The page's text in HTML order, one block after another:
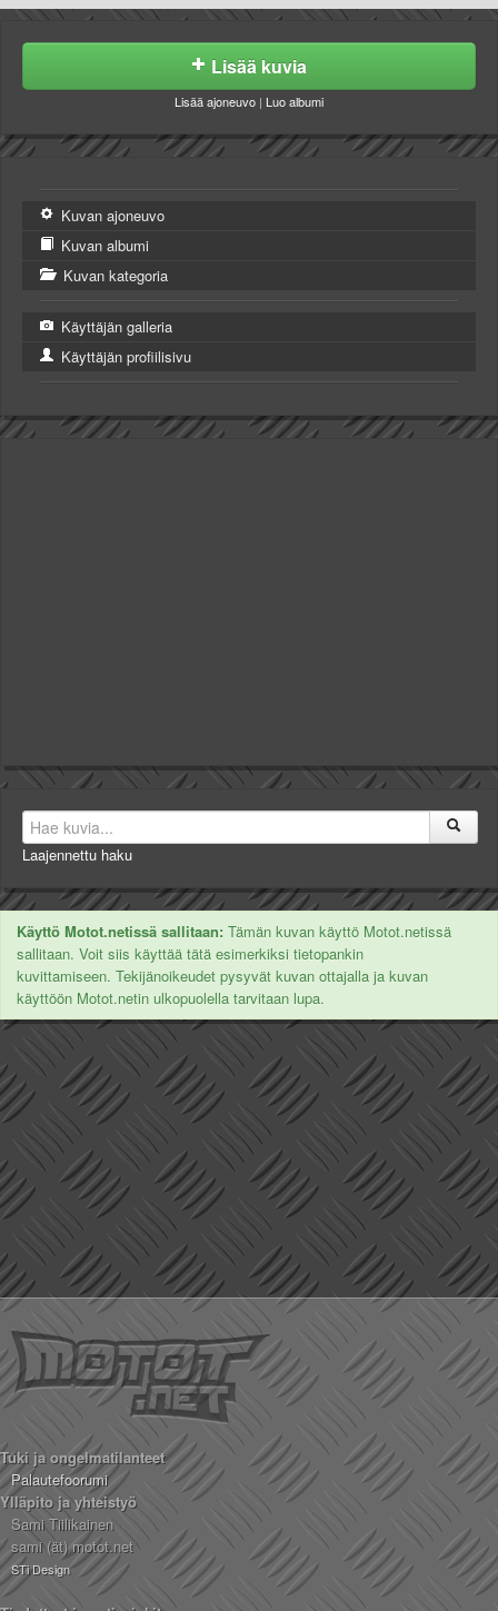
Lisää kuvia
Lisää ajoneuvo | Luo albumi
Kuvan ajoneuvo
Kuvan albumi
Kuvan kategoria
Käyttäjän galleria
Käyttäjän profiilisivu
Laajennettu haku
Käyttö Motot.netissä sallitaan: Tämän kuvan käyttö Motot.netissä
sallitaan. Voit siis käyttää tätä esimerkiksi tietopankin
kuvittamiseen. Tekijänoikeudet pysyvät kuvan ottajalla ja kuvan
käyttöön Motot.netin ulkopuolella tarvitaan lupa.
Tuki ja ongelmatilanteet
Palautefoorumi
Ylläpito ja yhteistyö
Sami Tiilikainen
sami (ät) motot.net
STi Design